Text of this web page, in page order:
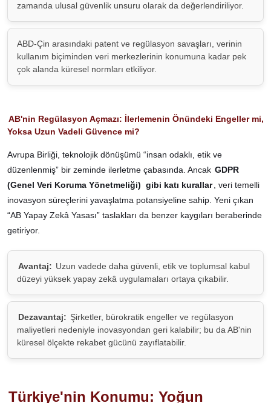
zamanda ulusal güvenlik unsuru olarak da değerlendiriliyor.
ABD-Çin arasındaki patent ve regülasyon savaşları, verinin
kullanım biçiminden veri merkezlerinin konumuna kadar pek
çok alanda küresel normları etkiliyor.
AB'nin Regülasyon Açmazı: İlerlemenin Önündeki Engeller mi,
Yoksa Uzun Vadeli Güvence mi?
Avrupa Birliği, teknolojik dönüşümü “insan odaklı, etik ve
düzenlenmiş” bir zeminde ilerletme çabasında. Ancak GDPR
(Genel Veri Koruma Yönetmeliği) gibi katı kurallar
, veri temelli
inovasyon süreçlerini yavaşlatma potansiyeline sahip. Yeni çıkan
“AB Yapay Zekâ Yasası” taslakları da benzer kaygıları beraberinde
getiriyor.
Avantaj: Uzun vadede daha güvenli, etik ve toplumsal kabul
düzeyi yüksek yapay zekâ uygulamaları ortaya çıkabilir.
Dezavantaj: Şirketler, bürokratik engeller ve regülasyon
maliyetleri nedeniyle inovasyondan geri kalabilir; bu da AB'nin
küresel ölçekte rekabet gücünü zayıflatabilir.
Türkiye'nin Konumu: Yoğun